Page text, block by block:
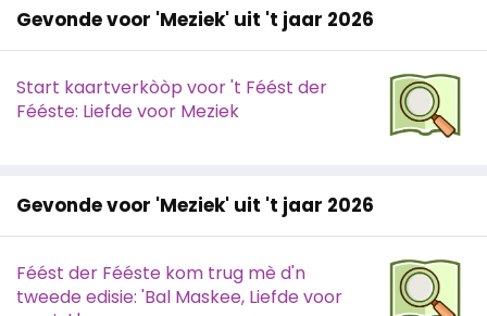
Gevonde voor 'Meziek' uit 't jaar 2026
Start kaartverkòòp voor 't Féést der
Fééste: Liefde voor Meziek
Gevonde voor 'Meziek' uit 't jaar 2026
Féést der Fééste kom trug mè d'n
tweede edisie: 'Bal Maskee, Liefde voor